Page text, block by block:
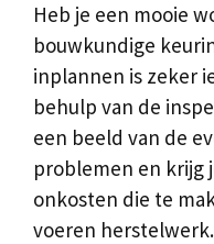
Heb je een mooie
bouwkundige
inplannen is zeker
behulp van de
een beeld van de
problemen en krijg
onkosten die te
voeren